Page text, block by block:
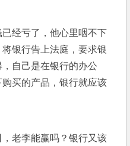
经亏了，他心里咽不下
银行告上法庭，要求银
自己是在银行的办公
买的产品，银行就应该
老李能赢吗？银行又该